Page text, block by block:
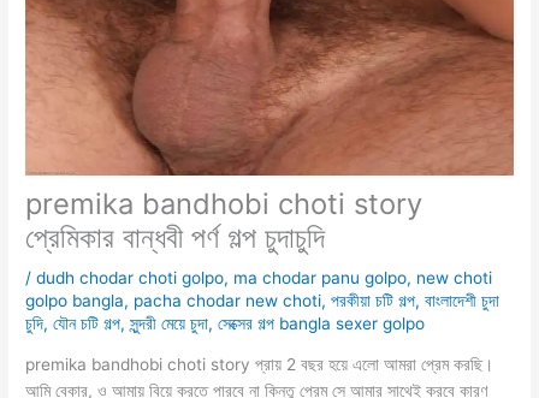
premika bandhobi choti story
প্রেমিকার বান্ধবী পর্ণ গল্প চুদাচুদি
/dudh chodar choti golpo, ma chodar panu golpo, new choti
golpo bangla, pacha chodar new choti,পরকীয়া চটি গল্প,বাংলাদেশী চুদা
চুদি,যৌন চটি গল্প,সুন্দরী মেয়ে চুদা,সেক্সের গল্প bangla sexer golpo
premika bandhobi choti story প্রায় 2 বছর হয়ে এলো আমরা প্রেম করছি।
আমি বেকার, ও আমায় বিয়ে করতে পারবে না কিন্তু প্রেম সে আমার সাথেই করবে কারণ